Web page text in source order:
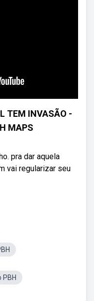
TEM INVASÃO -
MAPS
pra dar aquela
vai regularizar seu